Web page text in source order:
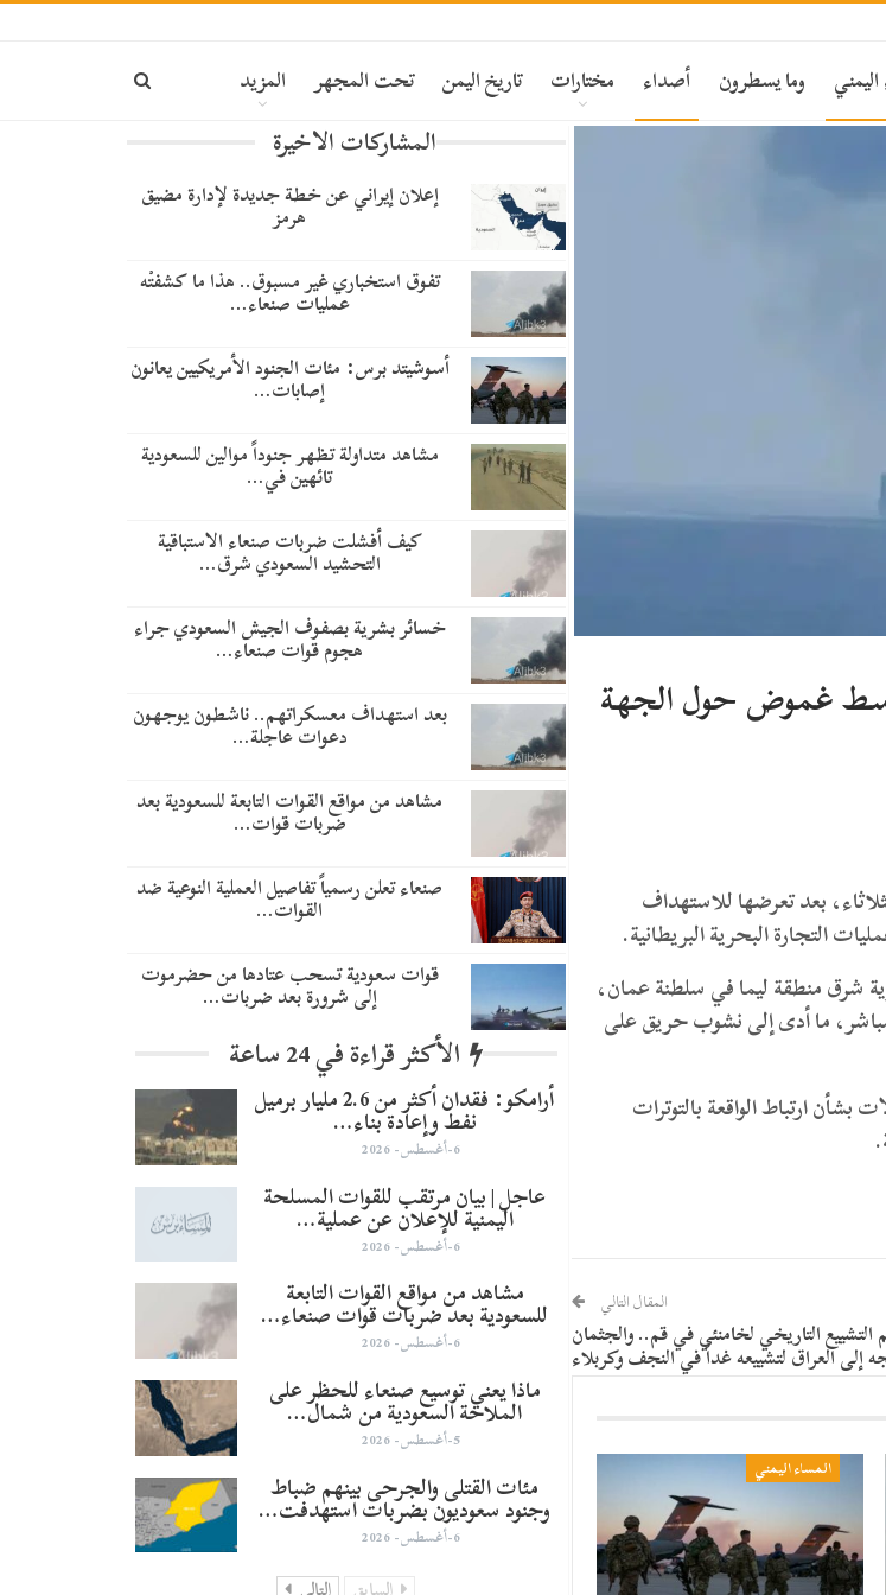
وما يسطرون أصداء مختارات تاريخ اليمن تحت المجهر المزيد
وسط غموض حول الجهة
بعد تعرضها للاستهداف
التجارة البحرية البريطانية.
عن الحادث الذي وقع على بعد نحو 8 أميال بحرية شرق منطقة ليما في سلطنة عمان،
ما أدى إلى نشوب حريق على
ارتباط الواقعة بالتوترات
المقال التالي
التشييع التاريخي لخامنئي في قم.. والجثمان
إلى العراق لتشييعه غداً في النجف وكربلاء
المساء اليمني
المشاركات الاخيرة
إعلان إيراني عن خطة جديدة لإدارة مضيق
هرمز
تفوق استخباري غير مسبوق.. هذا ما كشفتْه
عمليات صنعاء…
أسوشيتد برس: مئات الجنود الأمريكيين يعانون
إصابات…
مشاهد متداولة تظهر جنوداً موالين للسعودية
تائهين في…
​كيف أفشلت ضربات صنعاء الاستباقية
التحشيد السعودي شرق…
خسائر بشرية بصفوف الجيش السعودي جراء
هجوم قوات صنعاء…
بعد استهداف معسكراتهم.. ناشطون يوجهون
دعوات عاجلة…
مشاهد من مواقع القوات التابعة للسعودية بعد
ضربات قوات…
صنعاء تعلن رسمياً تفاصيل العملية النوعية ضد
القوات…
قوات سعودية تسحب عتادها من حضرموت
إلى شرورة بعد ضربات…
الأكثر قراءة في 24 ساعة
أرامكو: فقدان أكثر من 2.6 مليار برميل
نفط وإعادة بناء…
6-أغسطس- 2026
عاجل | بيان مرتقب للقوات المسلحة
اليمنية للإعلان عن عملية…
6-أغسطس- 2026
مشاهد من مواقع القوات التابعة
للسعودية بعد ضربات قوات صنعاء…
6-أغسطس- 2026
ماذا يعني توسيع صنعاء للحظر على
الملاحة السعودية من شمال…
5-أغسطس- 2026
مئات القتلى والجرحى بينهم ضباط
وجنود سعوديون بضربات استهدفت…
6-أغسطس- 2026